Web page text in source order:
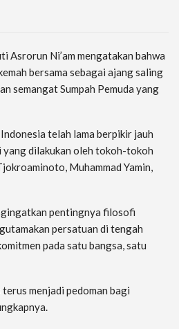
Asrorun Ni’am mengatakan bahwa
bersama sebagai ajang saling
semangat Sumpah Pemuda yang
telah lama berpikir jauh
dilakukan oleh tokoh-tokoh
Muhammad Yamin,
pentingnya filosofi
persatuan di tengah
pada satu bangsa, satu
menjadi pedoman bagi